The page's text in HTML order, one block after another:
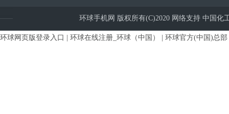
环球手机网 版权所有(C)2020 网络支持 中国化
环球网页版登录入口 环球在线注册_环球（中国） 环球官方(中国)总部